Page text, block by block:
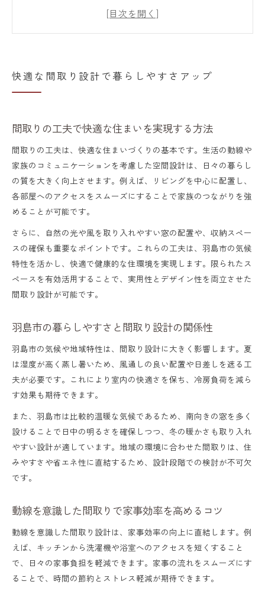
羽島市の暮らしやすさと間取り設計の関係
ク
失敗しにくい家づくりに大切な間取りの工夫
間取りの工夫で家づくりの失敗を防ぐポイ
ント
限られた予算で叶える間取り設計の工夫例
家族の将来を見据えた間取り設計の重要性
動線や収納を考慮した間取りの実践アイデ
ア
岐阜県で人気の間取り設計トレンドを知る
家事動線を意識した間取り設計のポイント
家族が集まりやすいリビング間取りの工夫
生活動線と間取りの関係性を深掘り解説
子育て世代も安心な間取り設計の実例紹介
将来のリフォームも見据えた間取りの工夫
家族構成に合わせる間取り設計のヒント
家族構成別に考える最適な間取り設計法
将来を見据えた間取り設計で長く快適に暮
らす
二世帯住宅でも快適な間取り設計のコツ
生活スタイルに合わせた間取りの選び方
快適な間取り設計で暮らしやすさアップ
間取りの工夫で快適な住まいを実現する方法
間取りの工夫は、快適な住まいづくりの基本です。生活の動線や
家族のコミュニケーションを考慮した空間設計は、日々の暮らし
の質を大きく向上させます。例えば、リビングを中心に配置し、
各部屋へのアクセスをスムーズにすることで家族のつながりを強
めることが可能です。
さらに、自然の光や風を取り入れやすい窓の配置や、収納スペー
スの確保も重要なポイントです。これらの工夫は、羽島市の気候
特性を活かし、快適で健康的な住環境を実現します。限られたス
ペースを有効活用することで、実用性とデザイン性を両立させた
間取り設計が可能です。
羽島市の暮らしやすさと間取り設計の関係性
羽島市の気候や地域特性は、間取り設計に大きく影響します。夏
は湿度が高く蒸し暑いため、風通しの良い配置や日差しを遮る工
夫が必要です。これにより室内の快適さを保ち、冷房負荷を減ら
す効果も期待できます。
また、羽島市は比較的温暖な気候であるため、南向きの窓を多く
設けることで日中の明るさを確保しつつ、冬の暖かさも取り入れ
やすい設計が適しています。地域の環境に合わせた間取りは、住
みやすさや省エネ性に直結するため、設計段階での検討が不可欠
です。
動線を意識した間取りで家事効率を高めるコツ
動線を意識した間取り設計は、家事効率の向上に直結します。例
えば、キッチンから洗濯機や浴室へのアクセスを短くすること
で、日々の家事負担を軽減できます。家事の流れをスムーズにす
ることで、時間の節約とストレス軽減が期待できます。